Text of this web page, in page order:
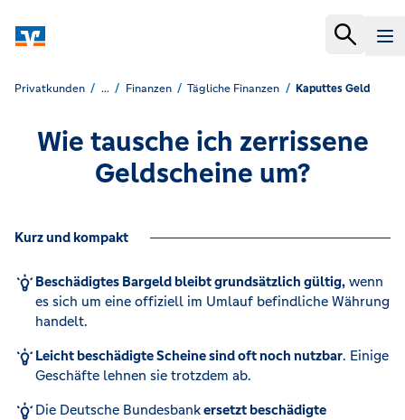
Privatkunden ... Finanzen Tägliche Finanzen Kaputtes Geld
Wie tausche ich zerrissene
Geldscheine um?
Kurz und kompakt
Beschädigtes Bargeld bleibt grundsätzlich gültig,wenn
es sich um eine offiziell im Umlauf befindliche Währung
handelt.
Leicht beschädigte Scheine sind oft noch nutzbar. Einige
Geschäfte lehnen sie trotzdem ab.
Die Deutsche Bundesbankersetzt beschädigte